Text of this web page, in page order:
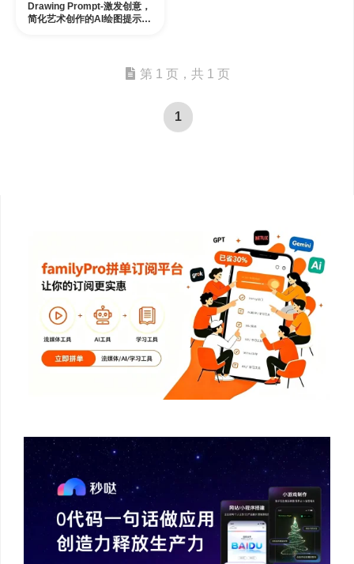
Drawing Prompt-激发创意，
简化艺术创作的AI绘图提示词
第 1 页，共 1 页
1